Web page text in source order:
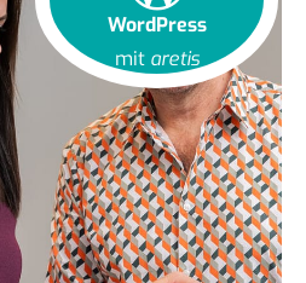
WordPress
mit aretis